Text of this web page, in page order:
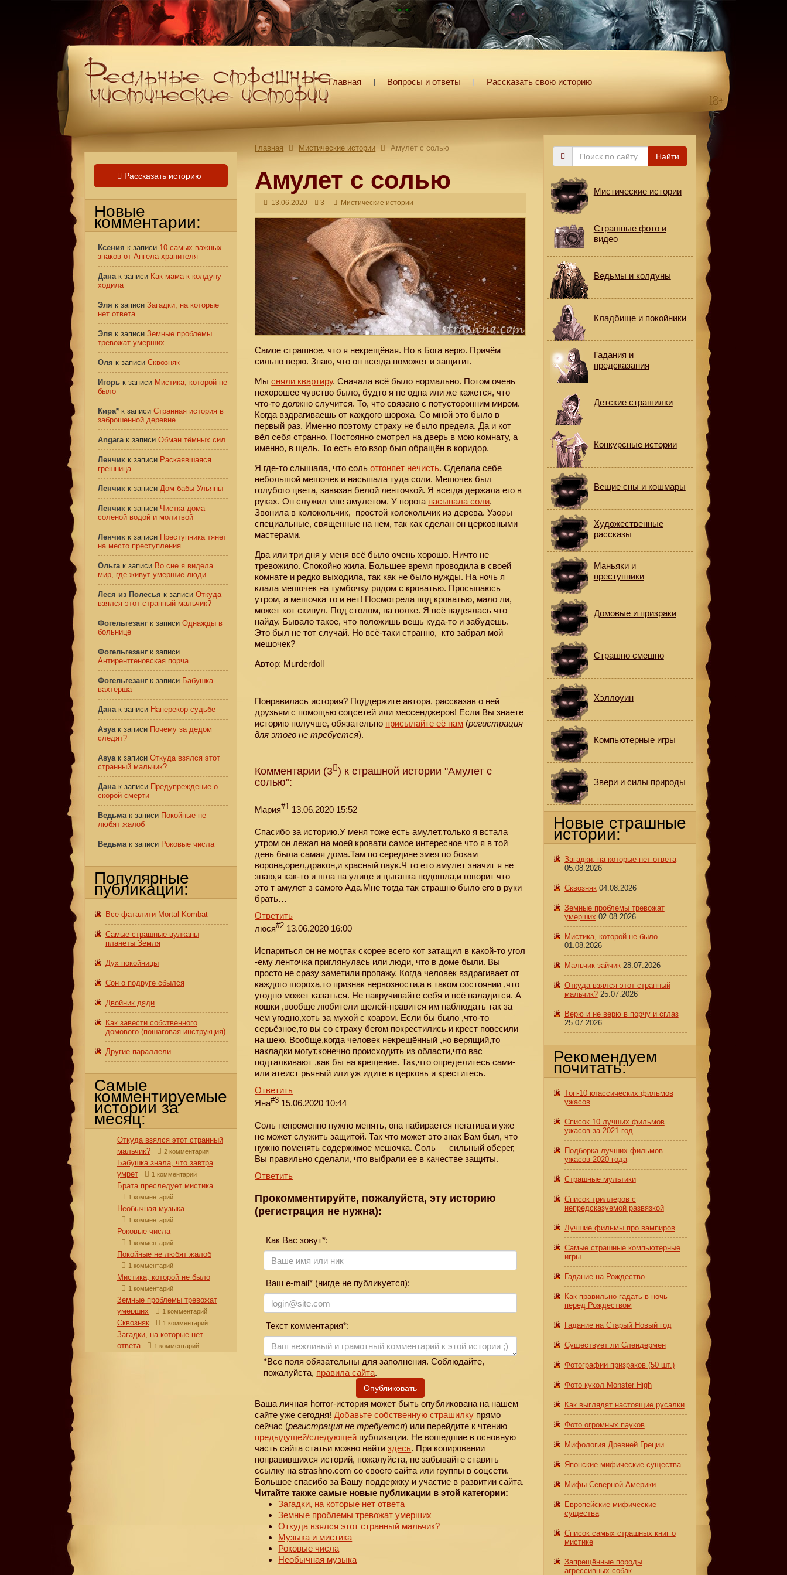
Главная Вопросы и ответы Рассказать свою историю
Главная Мистические истории Амулет с солью
Амулет с солью
13.06.2020 3 Мистические истории
Самое страшное, что я некрещёная. Но в Бога верю. Причём
сильно верю. Знаю, что он всегда поможет и защитит.
Мысняли квартиру. Сначала всё было нормально. Потом очень
нехорошее чувство было, будто я не одна или же кажется, что
что-то должно случится. То, что связано с потусторонним миром.
Когда вздрагиваешь от каждого шороха. Со мной это было в
первый раз. Именно поэтому страху не было предела. Да и кот
вёл себя странно. Постоянно смотрел на дверь в мою комнату, а
именно, в щель. То есть его взор был обращён в коридор.
Я где-то слышала, что сольотгоняет нечисть. Сделала себе
небольшой мешочек и насыпала туда соли. Мешочек был
голубого цвета, завязан белой ленточкой. Я всегда держала его в
руках. Он служил мне амулетом. У порога насыпала соли.
Звонила в колокольчик, простой колокольчик из дерева. Узоры
специальные, священные на нем, так как сделан он церковными
мастерами.
Два или три дня у меня всё было очень хорошо. Ничто не
тревожило. Спокойно жила. Большее время проводила в своей
комнате и редко выходила, так как не было нужды. На ночь я
клала мешочек на тумбочку рядом с кроватью. Просыпаюсь
утром, а мешочка то и нет! Посмотрела под кроватью, мало ли,
может кот скинул. Под столом, на полке. Я всё надеялась что
найду. Бывало такое, что положишь вещь куда-то и забудешь.
Это был не тот случай. Но всё-таки странно, кто забрал мой
мешочек?
Автор: Murderdoll
Понравилась история? Поддержите автора, рассказав о ней
друзьям с помощью соцсетей или мессенджеров! Если Вы знаете
историю получше, обязательно присылайте её нам (регистрация
для этого не требуется).
Комментарии (3 ) к страшной истории "Амулет с
солью":
Мария#1 13.06.2020 15:52
Спасибо за историю.У меня тоже есть амулет,только я встала
утром он лежал на моей кровати самое интересное что я в той
день была самая дома.Там по середине змея по бокам
ворона,орел,дракон,и красный паук.Ч то ето амулет значит я не
знаю,я как-то и шла на улице и цыганка подошла,и говорит что
это т амулет з самого Ада.Мне тогда так страшно было его в руки
брать…
Ответить
люся#2 13.06.2020 16:00
Испариться он не мог,так скорее всего кот затащил в какой-то угол
-ему ленточка приглянулась или люди, что в доме были. Вы
просто не сразу заметили пропажу. Когда человек вздрагивает от
каждого шороха,то признак нервозности,а в таком состоянии ,что
угодно может казаться. Не накручивайте себя и всё наладится. А
кошки ,вообще любители щелей-нравится им наблюдать так за
чем угодно,хоть за мухой с коаром. Если бы было ,что-то
серьёзное,то вы со страху бегом покрестились и крест повесили
на шею. Вообще,когда человек некрещённый ,но верящий,то
накладки могут,конечно происходить из области,что вас
подталкивают ,как бы на крещение. Так,что определитесь сами-
или атеист рьяный или уж идите в церковь и креститесь.
Ответить
Яна#3 15.06.2020 10:44
Соль непременно нужно менять, она набирается негатива и уже
не может служить защитой. Так что может это знак Вам был, что
нужно поменять содержимое мешочка. Соль — сильный оберег,
Вы правильно сделали, что выбрали ее в качестве защиты.
Ответить
Прокомментируйте, пожалуйста, эту историю
(регистрация не нужна):
Как Вас зовут*:
Ваш e-mail* (нигде не публикуется):
Текст комментария*:
*Все поля обязательны для заполнения. Соблюдайте,
пожалуйста, правила сайта.
Опубликовать
Ваша личная horror-история может быть опубликована на нашем
сайте уже сегодня!Добавьте собственную страшилку прямо
сейчас (регистрация не требуется) или перейдите к чтению
предыдущей/следующей публикации. Не вошедшие в основную
часть сайта статьи можно найтиздесь. При копировании
понравившихся историй, пожалуйста, не забывайте ставить
ссылку на strashno.com со своего сайта или группы в соцсети.
Большое спасибо за Вашу поддержку и участие в развитии сайта.
Читайте также самые новые публикации в этой категории:
Загадки, на которые нет ответа
Земные проблемы тревожат умерших
Откуда взялся этот странный мальчик?
Музыка и мистика
Роковые числа
Необычная музыка
Рассказать историю
Новые
комментарии:
Ксения к записи 10 самых важных
знаков от Ангела-хранителя
Данак записи Как мама к колдуну
ходила
Эля к записи Загадки, на которые
нет ответа
Эля к записи Земные проблемы
тревожат умерших
Оля к записи Сквозняк
Игорь к записи Мистика, которой не
было
Кира* к записи Странная история в
заброшенной деревне
Angaraк записи Обман тёмных сил
Ленчик к записи Раскаявшаяся
грешница
Ленчик к записи Дом бабы Ульяны
Ленчик к записи Чистка дома
соленой водой и молитвой
Ленчик к записи Преступника тянет
на место преступления
Ольгак записи Во сне я видела
мир, где живут умершие люди
Леся из Полесья к записи Откуда
взялся этот странный мальчик?
Фогельгезанг к записи Однажды в
больнице
Фогельгезанг к записи
Антирентгеновская порча
Фогельгезанг к записи Бабушка-
вахтерша
Данак записи Наперекор судьбе
Asyaк записи Почему за дедом
следят?
Asyaк записи Откуда взялся этот
странный мальчик?
Данак записи Предупреждение о
скорой смерти
Ведьмак записи Покойные не
любят жалоб
Ведьмак записи Роковые числа
Популярные
публикации:
Все фаталити Mortal Kombat
Самые страшные вулканы
планеты Земля
Дух покойницы
Сон о подруге сбылся
Двойник дяди
Как завести собственного
домового (пошаговая инструкция)
Другие параллели
Самые
комментируемые
истории за
месяц:
Откуда взялся этот странный
мальчик?
2 комментария
Бабушка знала, что завтра
умрет
1 комментарий
Брата преследует мистика
1 комментарий
Необычная музыка
1 комментарий
Роковые числа
1 комментарий
Покойные не любят жалоб
1 комментарий
Мистика, которой не было
1 комментарий
Земные проблемы тревожат
умерших
1 комментарий
Сквозняк 1 комментарий
Загадки, на которые нет
ответа
1 комментарий
Поиск
Найти
Мистические истории
Страшные фото и
видео
Ведьмы и колдуны
Кладбище и покойники
Гадания и
предсказания
Детские страшилки
Конкурсные истории
Вещие сны и кошмары
Художественные
рассказы
Маньяки и
преступники
Домовые и призраки
Страшно смешно
Хэллоуин
Компьютерные игры
Звери и силы природы
Новые страшные
истории:
Загадки, на которые нет ответа
05.08.2026
Сквозняк 04.08.2026
Земные проблемы тревожат
умерших 02.08.2026
Мистика, которой не было
01.08.2026
Мальчик-зайчик 28.07.2026
Откуда взялся этот странный
мальчик? 25.07.2026
Верю и не верю в порчу и сглаз
25.07.2026
Рекомендуем
почитать:
Топ-10 классических фильмов
ужасов
Список 10 лучших фильмов
ужасов за 2021 год
Подборка лучших фильмов
ужасов 2020 года
Страшные мультики
Список триллеров с
непредсказуемой развязкой
Лучшие фильмы про вампиров
Самые страшные компьютерные
игры
Гадание на Рождество
Как правильно гадать в ночь
перед Рождеством
Гадание на Старый Новый год
Существует ли Слендермен
Фотографии призраков (50 шт.)
Фото кукол Monster High
Как выглядят настоящие русалки
Фото огромных пауков
Мифология Древней Греции
Японские мифические существа
Мифы Северной Америки
Европейские мифические
существа
Список самых страшных книг о
мистике
Запрещённые породы
агрессивных собак